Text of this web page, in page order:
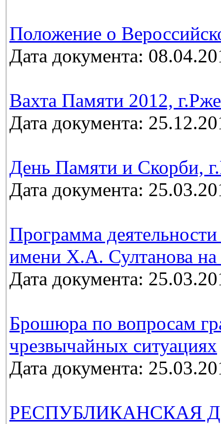
Положение о
Дата документа:
Вахта Памяти 2012,
Дата документа:
День Памяти и Скорби,
Дата документа:
Программа
имени Х.А. Султанова на
Дата документа:
Брошюра по вопросам
чрезвычайных ситуациях
Дата документа:
РЕСПУБЛИКАНСКАЯ